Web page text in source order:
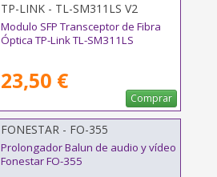
TP-LINK - TL-SM311LS V2
Modulo SFP Transceptor de Fibra
Óptica TP-Link TL-SM311LS
23,50 €
Comprar
FONESTAR - FO-355
Prolongador Balun de audio y vídeo
Fonestar FO-355